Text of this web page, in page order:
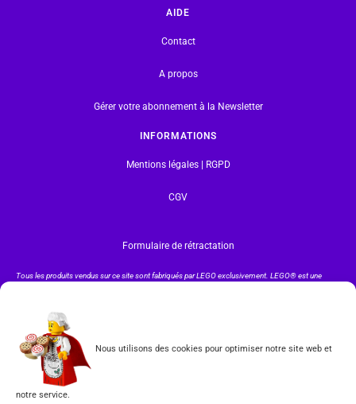
Nous utilisons des cookies pour optimiser notre site web et
notre service.
AIDE
Contact
A propos
Gérer votre abonnement à la Newsletter
INFORMATIONS
Mentions légales | RGPD
CGV
Formulaire de rétractation
Tous les produits vendus sur ce site sont fabriqués par LEGO exclusivement. LEGO® est une
INSCRIPTION À LA NEWSLETTER